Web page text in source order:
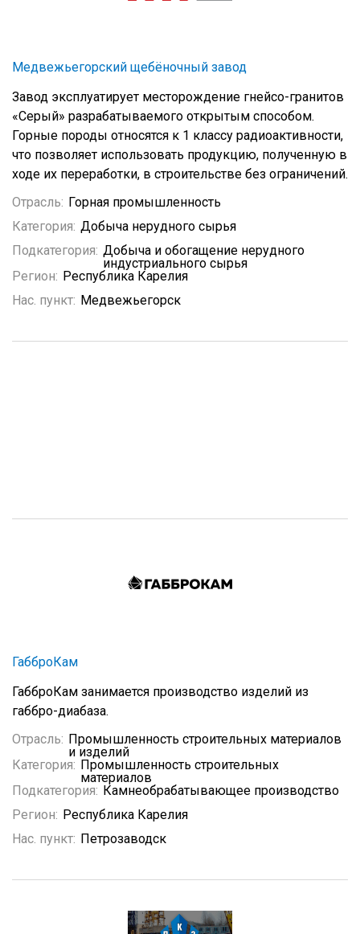
Медвежьегорский щебёночный завод
Завод эксплуатирует месторождение гнейсо-гранитов
«Серый» разрабатываемого открытым способом.
Горные породы относятся к 1 классу радиоактивности,
что позволяет использовать продукцию, полученную в
ходе их переработки, в строительстве без ограничений.
Отрасль: Горная промышленность
Категория: Добыча нерудного сырья
Подкатегория: Добыча и обогащение нерудного
индустриального сырья
Регион: Республика Карелия
Нас. пункт: Медвежьегорск
ГабброКам
ГабброКам занимается производство изделий из
габбро-диабаза.
Отрасль: Промышленность строительных материалов
и изделий
Категория: Промышленность строительных
материалов
Подкатегория: Камнеобрабатывающее производство
Регион: Республика Карелия
Нас. пункт: Петрозаводск